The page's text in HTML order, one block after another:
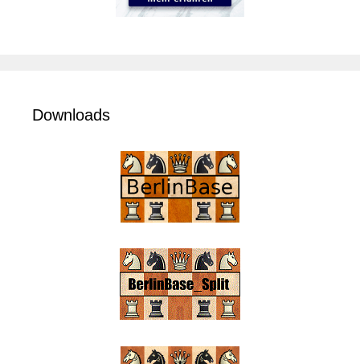
Downloads